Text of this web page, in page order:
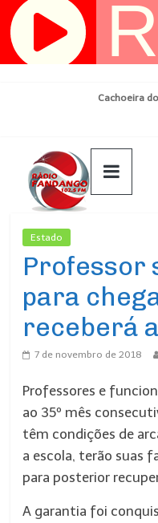
Pular
para
Cachoeira
Estado
Professor
para
receberá
7 de novembro de 2018
Professores e
ao 35º mês
têm condições de
a escola, terão suas
para posterior
A garantia foi